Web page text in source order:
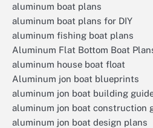
aluminum boat plans
aluminum boat plans for DIY
aluminum fishing boat plans
Aluminum Flat Bottom Boat
aluminum house boat float
Aluminum jon boat blueprints
aluminum jon boat building
aluminum jon boat construction
aluminum jon boat design plans